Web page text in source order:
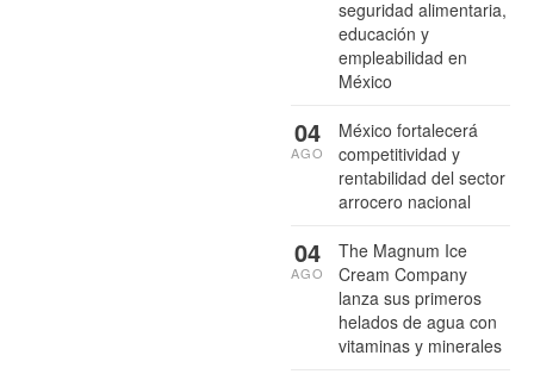
seguridad alimentaria,
educación y
empleabilidad en
México
México fortalecerá
competitividad y
rentabilidad del sector
arrocero nacional
04
AGO
The Magnum Ice
Cream Company
lanza sus primeros
helados de agua con
vitaminas y minerales
04
AGO